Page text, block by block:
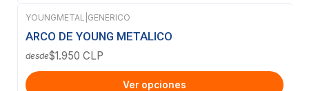
YOUNGMETAL GENERICO
ARCO DE YOUNG METALICO
desde$1.950 CLP
Ver opciones